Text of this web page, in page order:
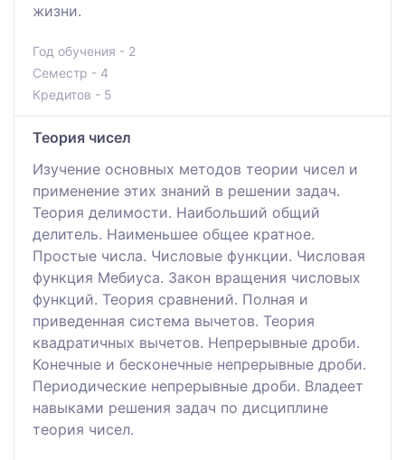
жизни.
Год обучения - 2
Семестр - 4
Кредитов - 5
Теория чисел
Изучение основных методов теории чисел и
применение этих знаний в решении задач.
Теория делимости. Наибольший общий
делитель. Наименьшее общее кратное.
Простые числа. Числовые функции. Числовая
функция Мебиуса. Закон вращения числовых
функций. Теория сравнений. Полная и
приведенная система вычетов. Теория
квадратичных вычетов. Непрерывные дроби.
Конечные и бесконечные непрерывные дроби.
Периодические непрерывные дроби. Владеет
навыками решения задач по дисциплине
теория чисел.